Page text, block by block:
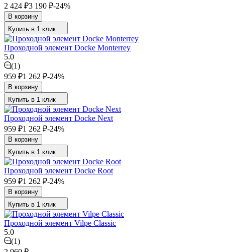
2 424 ₽3 190 ₽-24%
В корзину
Купить в 1 клик
Проходной элемент Docke Monterrey
5.0
(1)
959 ₽1 262 ₽-24%
В корзину
Купить в 1 клик
Проходной элемент Docke Next
959 ₽1 262 ₽-24%
В корзину
Купить в 1 клик
Проходной элемент Docke Root
959 ₽1 262 ₽-24%
В корзину
Купить в 1 клик
Проходной элемент Vilpe Classic
5.0
(1)